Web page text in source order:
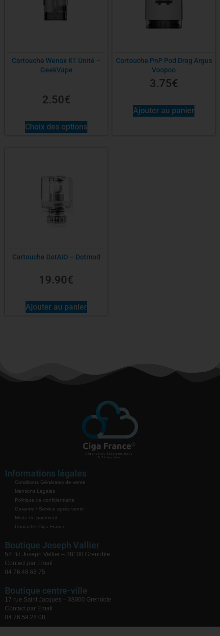
Cartouche Wenax K1 Unité –
GeekVape
2.50€
Choix des options
Cartouche PnP Pod Drag Argus
Voopoo
3.75€
Ajouter au panier
Cartouche DotAIO – Dotmod
19.90€
Ajouter au panier
Informations légales
Conditions Générales de vente
Mentions Légales
Politique de confidentialité
Garantie / Service après vente
Mode de paiement
Contacter Ciga France
Boutique Joseph Vallier
58 Bd Joseph Vallier – 38100 Grenoble
Contact par Email
04 76 48 68 75
Boutique centre-ville
17 rue Saint Jacques – 38000 Grenoble
Contact par Email
04 76 59 28 08